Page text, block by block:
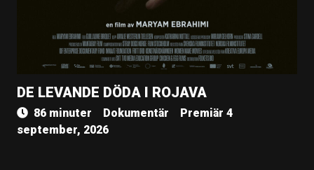
DE LEVANDE DÖDA I ROJAVA
86 minuter Dokumentär
Premiär 4
september, 2026